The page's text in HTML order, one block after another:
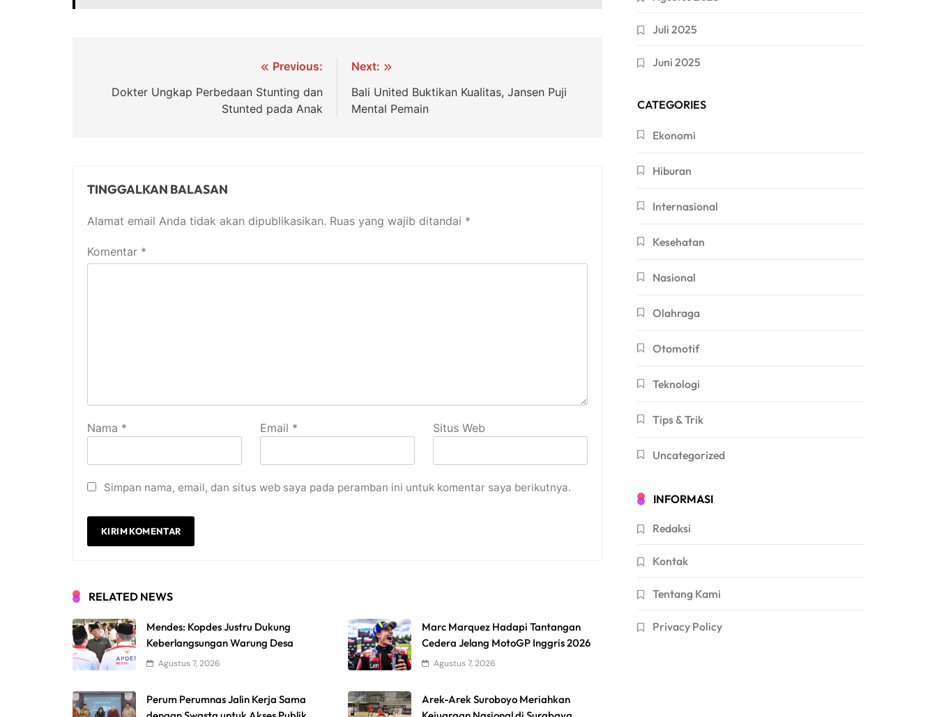
pos
Previous:
Dokter Ungkap Perbedaan Stunting dan
Stunted pada Anak
Next:
Bali United Buktikan Kualitas, Jansen Puji
Mental Pemain
TINGGALKAN BALASAN
Alamat email Anda tidak akan dipublikasikan. Ruas yang wajib ditandai *
Komentar *
Nama * Email * Situs Web
Simpan nama, email, dan situs web saya pada peramban ini untuk komentar saya berikutnya.
RELATED NEWS
Mendes: Kopdes Justru Dukung
Keberlangsungan Warung Desa
Agustus 7, 2026
Marc Marquez Hadapi Tantangan
Cedera Jelang MotoGP Inggris 2026
Agustus 7, 2026
Perum Perumnas Jalin Kerja Sama
Arek-Arek Suroboyo Meriahkan
Juli 2025
Juni 2025
CATEGORIES
Ekonomi
Hiburan
Internasional
Kesehatan
Nasional
Olahraga
Otomotif
Teknologi
Tips & Trik
Uncategorized
INFORMASI
Redaksi
Kontak
Tentang Kami
Privacy Policy